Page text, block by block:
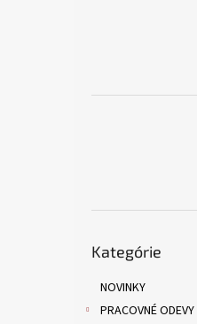
kategórie
Kategórie
NOVINKY
PRACOVNÉ ODEVY